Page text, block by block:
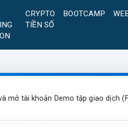
CRYPTO
TIỀN SỐ
BOOTCAMP
mở tài khoản Demo tập giao dịch